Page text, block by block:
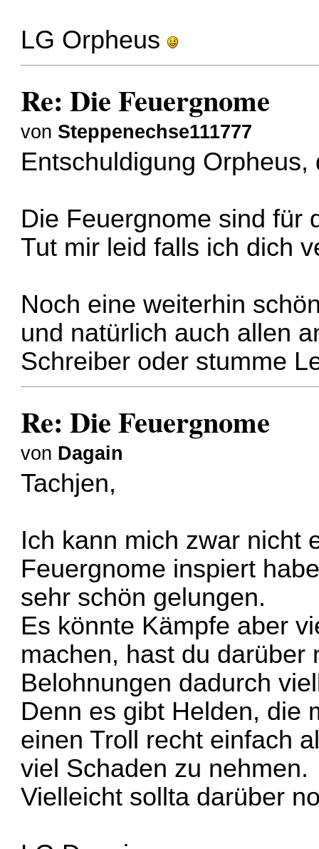
LG Orpheus
Re: Die Feuergnome
von Steppenechse111777
Entschuldigung
Die Feuergnome sind für
Tut mir leid falls ich dich
Noch eine weiterhin
und natürlich auch allen
Schreiber oder stumme
Re: Die Feuergnome
von Dagain
Tachjen,
Ich kann mich zwar nicht
Feuergnome inspiert
sehr schön gelungen.
Es könnte Kämpfe aber
machen, hast du darüber
Belohnungen dadurch
Denn es gibt Helden, die
einen Troll recht einfach
viel Schaden zu nehmen.
Vielleicht sollta darüber